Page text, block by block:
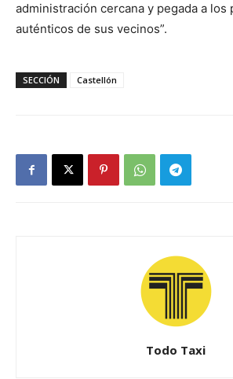
administración cercana y pegada a los
auténticos de sus vecinos”.
SECCIÓN Castellón
Todo Taxi